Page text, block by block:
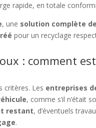
rapide, en totale
, une solution complète
pour un recyclage
: comment
critères. Les entreprises
, comme s’il n’était
restant, d’éventuels
.